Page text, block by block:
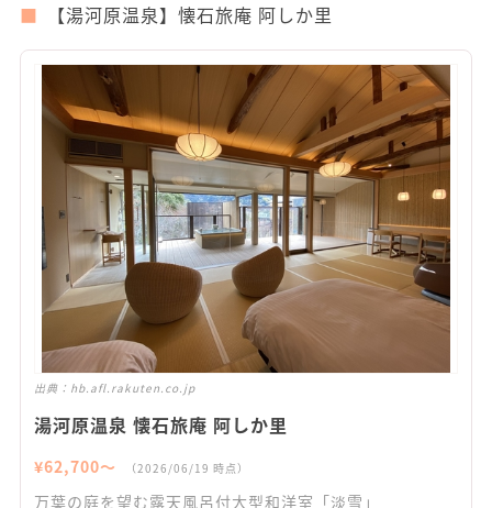
【湯河原温泉】懐石旅庵 阿しか里
出典： hb.afl.rakuten.co.jp
湯河原温泉 懐石旅庵 阿しか里
¥62,700〜 （2026/06/19 時点）
万葉の庭を望む露天風呂付大型和洋室「淡雪」